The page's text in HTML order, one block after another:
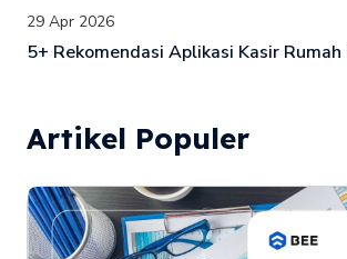
29 Apr 2026
5+ Rekomendasi Aplikasi Kasir
Artikel Populer